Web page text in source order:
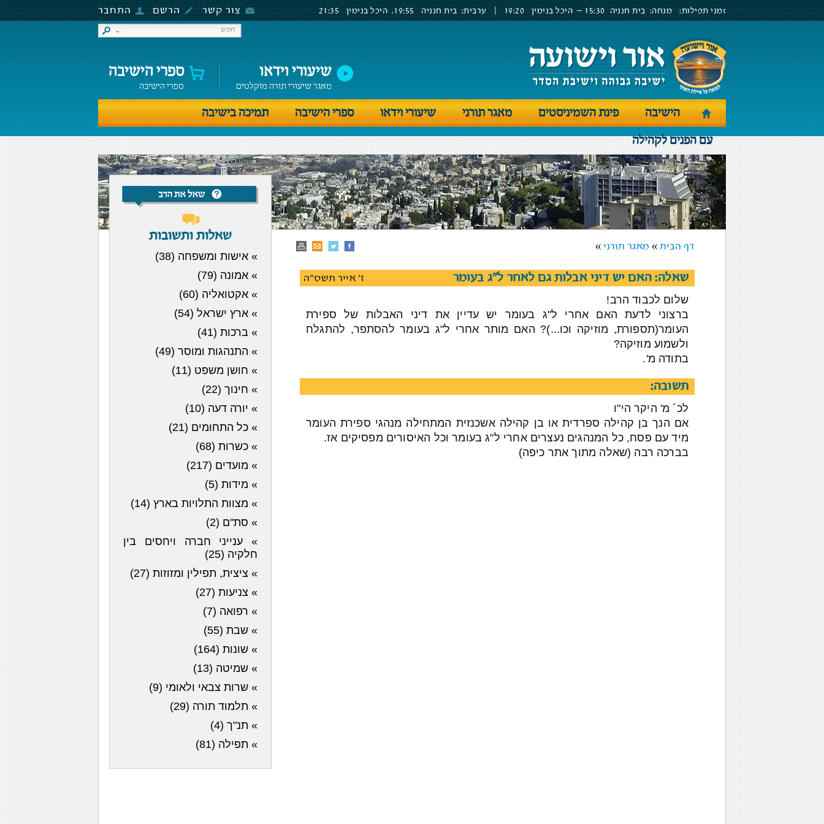
זמני תפילות: מנחה: בית חנניה 15:30 – היכל בנימין ערבית: בית חנניה היכל בנימין צור קשר הרשם התחבר
שיעורי וידאו
מאגר שיעורי תורה מוקלטים
ספרי הישיבה
ספרי הישיבה
הישיבה פינת השמיניסטים מאגר תורני שיעורי וידאו ספרי הישיבה
תמיכה בישיבה
עם הפנים לקהילה
דף הבית » מאגר תורני »
ז' אייר תשס"ה שאלה: האם יש דיני אבלות גם לאחר ל"ג בעומר
שלום לכבוד הרב!
ברצוני לדעת האם אחרי ל"ג בעומר יש עדיין את דיני האבלות של ספירת
העומר(תספורת, מוזיקה וכו...)? האם מותר אחרי ל"ג בעומר להסתפר, להתגלח
ולשמוע מוזיקה?
בתודה מ'.
תשובה:
לכ´ מ' היקר הי"ו
אם הנך בן קהילה ספרדית או בן קהילה אשכנזית המתחילה מנהגי ספירת העומר
מיד עם פסח, כל המנהגים נעצרים אחרי ל"ג בעומר וכל האיסורים מפסיקים אז.
בברכה רבה (שאלה מתוך אתר כיפה)
שאלות ותשובות
» אישות ומשפחה (38)
» אמונה (79)
» אקטואליה (60)
» ארץ ישראל (54)
» ברכות (41)
» התנהגות ומוסר (49)
» חושן משפט (11)
» חינוך (22)
» יורה דעה (10)
» כל התחומים (21)
» כשרות (68)
» מועדים (217)
» מידות (5)
» מצוות התלויות בארץ (14)
» סת"ם (2)
» ענייני חברה ויחסים בין
חלקיה (25)
» ציצית, תפילין ומזוזות (27)
» צניעות (27)
» רפואה (7)
» שבת (55)
» שונות (164)
» שמיטה (13)
» שרות צבאי ולאומי (9)
» תלמוד תורה (29)
» תנ"ך (4)
» תפילה (81)